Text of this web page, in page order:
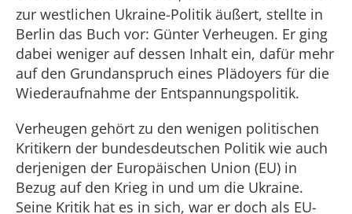
zur westlichen Ukraine-Politik äußert, stellte in
Berlin das Buch vor: Günter Verheugen. Er ging
dabei weniger auf dessen Inhalt ein, dafür mehr
auf den Grundanspruch eines Plädoyers für die
Wiederaufnahme der Entspannungspolitik.
Verheugen gehört zu den wenigen politischen
Kritikern der bundesdeutschen Politik wie auch
derjenigen der Europäischen Union (EU) in
Bezug auf den Krieg in und um die Ukraine.
Seine Kritik hat es in sich, war er doch als EU-